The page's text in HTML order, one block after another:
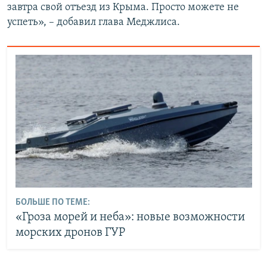
завтра свой отъезд из Крыма. Просто можете не
успеть», – добавил глава Меджлиса.
БОЛЬШЕ ПО ТЕМЕ:
«Гроза морей и неба»: новые возможности
морских дронов ГУР